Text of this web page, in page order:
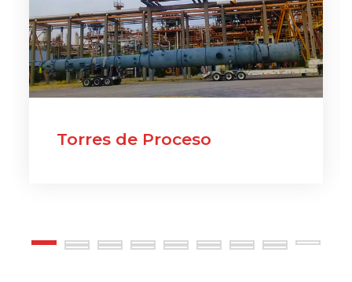
Torres de Proceso